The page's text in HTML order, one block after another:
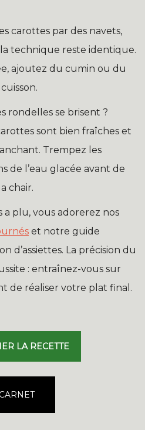
carottes par des navets,
technique reste identique.
ajoutez du cumin ou du
rondelles se brisent ?
sont bien fraîches et
Trempez les
de l’eau glacée avant de
chair.
plu, vous adorerez nos
et notre guide
d’assiettes. La précision du
: entraînez-vous sur
de réaliser votre plat final.
LA RECETTE